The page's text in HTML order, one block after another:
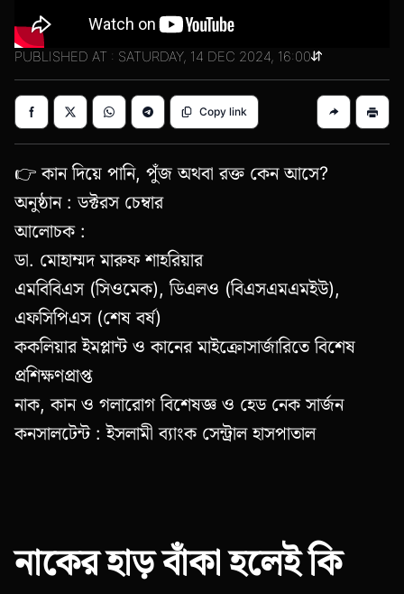
PUBLISHED AT : SATURDAY, 14 DEC 2024, 16:00
Copy link
👉 কান দিয়ে পানি, পুঁজ অথবা রক্ত কেন আসে?
অনুষ্ঠান : ডক্টরস চেম্বার
আলোচক :
ডা. মোহাম্মদ মারুফ শাহরিয়ার
এমবিবিএস (সিওমেক), ডিএলও (বিএসএমএমইউ),
এফসিপিএস (শেষ বর্ষ)
ককলিয়ার ইমপ্লান্ট ও কানের মাইক্রোসার্জারিতে বিশেষ
প্রশিক্ষণপ্রাপ্ত
নাক, কান ও গলারোগ বিশেষজ্ঞ ও হেড নেক সার্জন
কনসালটেন্ট : ইসলামী ব্যাংক সেন্ট্রাল হাসপাতাল
নাকের হাড় বাঁকা হলেই কি